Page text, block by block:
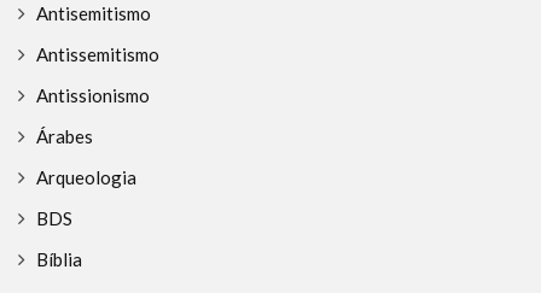
Antisemitismo
Antissemitismo
Antissionismo
Árabes
Arqueologia
BDS
Bíblia